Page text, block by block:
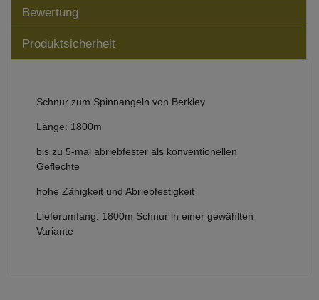
Bewertung
Produktsicherheit
Schnur zum Spinnangeln von Berkley
Länge: 1800m
bis zu 5-mal abriebfester als konventionellen
Geflechte
hohe Zähigkeit und Abriebfestigkeit
Lieferumfang: 1800m Schnur in einer gewählten
Variante